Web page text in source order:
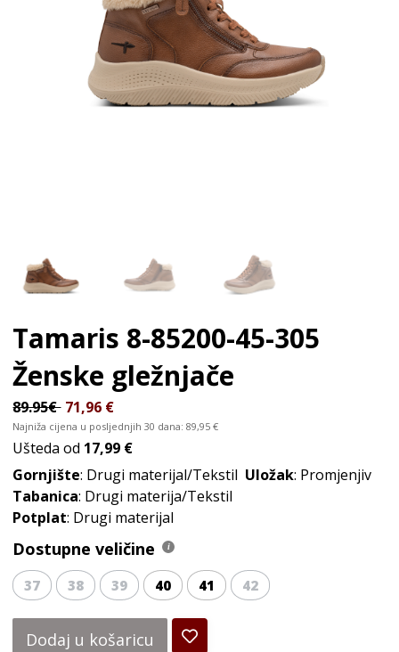
Tamaris 8-85200-45-305
Ženske gležnjače
89.95€ 71,96 €
Najniža cijena u posljednjih 30 dana:89,95€
Ušteda od 17,99 €
Gornjište: Drugi materijal/Tekstil Uložak: Promjenjiv
Tabanica: Drugi materija/Tekstil
Potplat: Drugi materijal
Dostupne veličine
37 38 39 40 41 42
Dodaj u košaricu